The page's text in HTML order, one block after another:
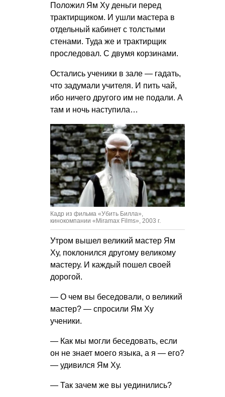
Положил Ям Ху деньги перед
трактирщиком. И ушли мастера в
отдельный кабинет с толстыми
стенами. Туда же и трактирщик
проследовал. С двумя корзинами.
Остались ученики в зале — гадать,
что задумали учителя. И пить чай,
ибо ничего другого им не подали. А
там и ночь наступила…
Кадр из фильма «Убить Билла»,
кинокомпании «Miramax Films», 2003 г.
Утром вышел великий мастер Ям
Ху, поклонился другому великому
мастеру. И каждый пошел своей
дорогой.
— О чем вы беседовали, о великий
мастер? — спросили Ям Ху
ученики.
— Как мы могли беседовать, если
он не знает моего языка, а я — его?
— удивился Ям Ху.
— Так зачем же вы уединились?